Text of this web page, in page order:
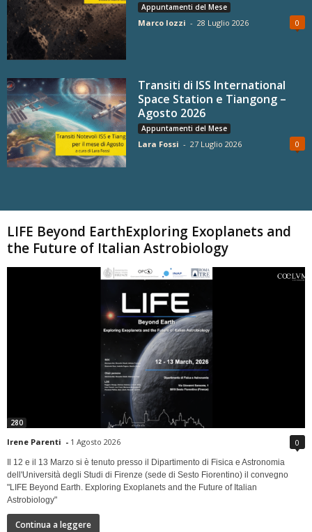
Appuntamenti del Mese
Marco Iozzi - 28 Luglio 2026 0
Transiti di ISS International
Space Station e Tiangong –
Agosto 2026
Appuntamenti del Mese
Lara Fossi - 27 Luglio 2026 0
LIFE Beyond EarthExploring Exoplanets and
the Future of Italian Astrobiology
280
Irene Parenti - 1 Agosto 2026 0
Il 12 e il 13 Marzo si è tenuto presso il Dipartimento di Fisica e Astronomia
dell'Università degli Studi di Firenze (sede di Sesto Fiorentino) il convegno
"LIFE Beyond Earth. Exploring Exoplanets and the Future of Italian
Astrobiology"
Continua a leggere